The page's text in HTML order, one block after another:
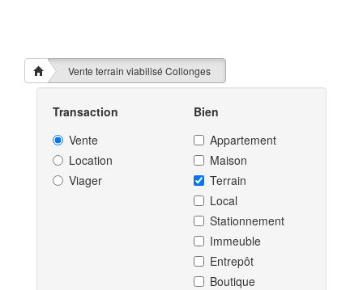
Vente terrain viabilisé Collonges
Transaction
Vente
Location
Viager
Bien
Appartement
Maison
Terrain
Local
Stationnement
Immeuble
Entrepôt
Boutique